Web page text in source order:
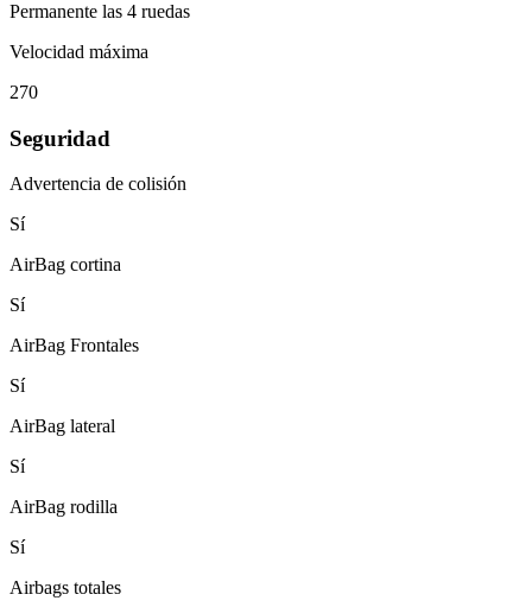
Permanente las 4 ruedas
Velocidad máxima
270
Seguridad
Advertencia de colisión
Sí
AirBag cortina
Sí
AirBag Frontales
Sí
AirBag lateral
Sí
AirBag rodilla
Sí
Airbags totales